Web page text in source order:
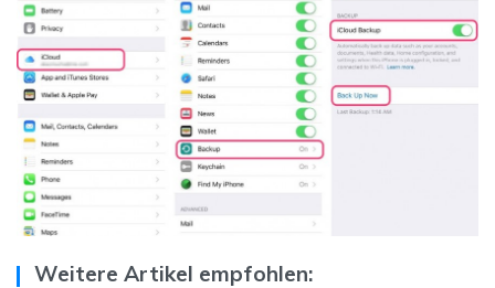
Weitere Artikel empfohlen: